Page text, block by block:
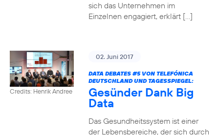
sich das Unternehmen im
Einzelnen engagiert, erklärt […]
Credits: Henrik Andree
02. Juni 2017
DATA DEBATES #5VON TELEFÓNICA
DEUTSCHLAND UND TAGESSPIEGEL:
Gesünder Dank Big
Data
Das Gesundheitssystem ist einer
der Lebensbereiche, der sich durch